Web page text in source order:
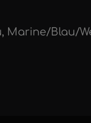
Marine/Blau/